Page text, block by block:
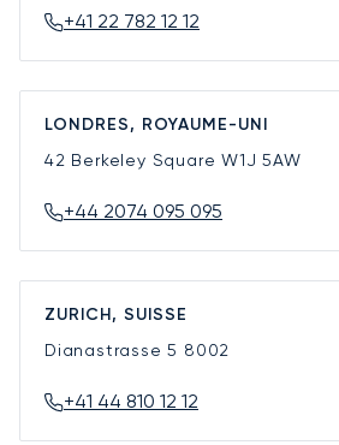
+41 22 782 12 12
LONDRES, ROYAUME-UNI
42 Berkeley SquareW1J 5AW
+44 2074 095 095
ZURICH, SUISSE
Dianastrasse 5 8002
+41 44 810 12 12